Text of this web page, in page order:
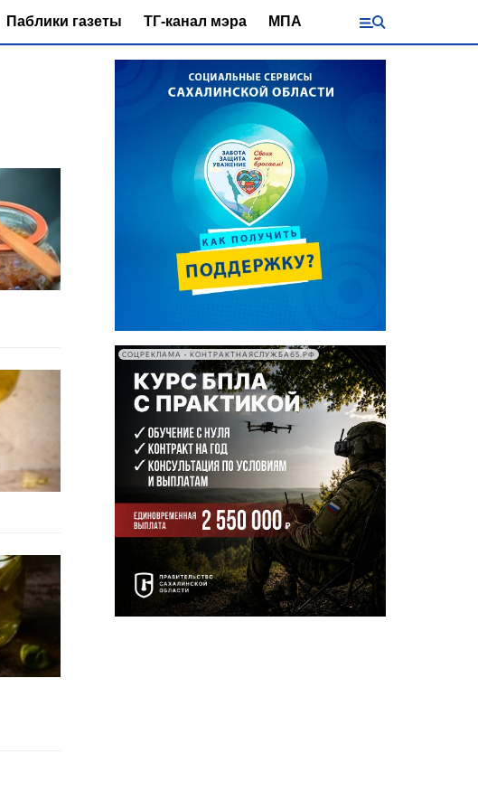
Паблики газеты ТГ-канал мэра МПА
СОЦРЕКЛАМА • КОНТРАКТНАЯСЛУЖБА65.РФ